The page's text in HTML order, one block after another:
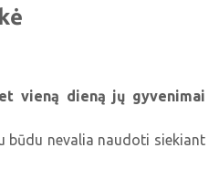
vieną dieną jų gyvenimai
būdu nevalia naudoti siekiant